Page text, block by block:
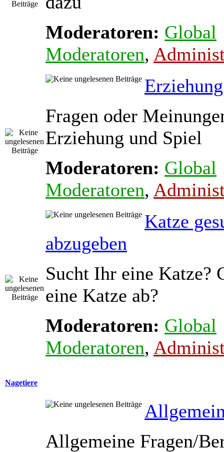
Moderatoren: Global
Moderatoren,
Fragen oder
Erziehung und Spiel
Moderatoren: Global
Moderatoren,
Katze
abzugeben
Sucht Ihr eine Katze?
eine Katze ab?
Moderatoren: Global
Moderatoren,
Nagetiere
Allgemeine Fragen/